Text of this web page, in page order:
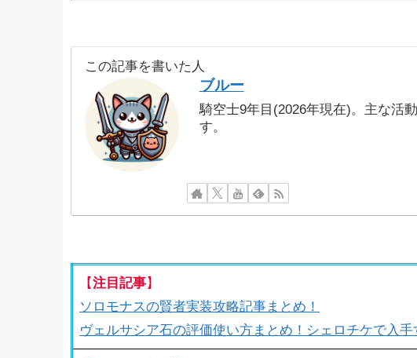
この記事を書いた人
ブルー
騎空士9年目(2026年現在)。主な活
す。
【注目記事】
ソロモナスの賢者実装攻略記事まとめ！
ヴェルサシア石の評価使い方まとめ！シェロチケで入手